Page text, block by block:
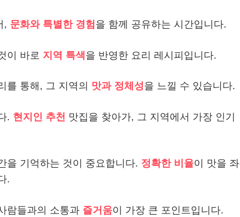
, 문화와 특별한 경험을 함께 공유하는 시간입니다.
이 바로 지역 특색을 반영한 요리 레시피입니다.
를 통해, 그 지역의 맛과 정체성을 느낄 수 있습니다.
. 현지인 추천 맛집을 찾아가, 그 지역에서 가장 인기
을 기억하는 것이 중요합니다. 정확한 비율이 맛을 좌
.
람들과의 소통과 즐거움이 가장 큰 포인트입니다.